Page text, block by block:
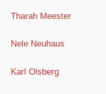
Tharah Meester
Nele Neuhaus
Karl Olsberg